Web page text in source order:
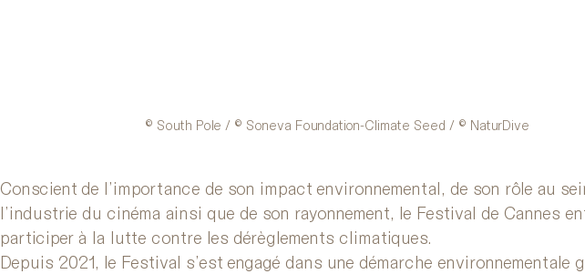
© South Pole / © Soneva Foundation-Climate Seed / © NaturDive
Conscient de l’importance de son impact environnemental, de son rôle au
l’industrie du cinéma ainsi que de son rayonnement, le Festival de Cannes
participer à la lutte contre les dérèglements climatiques.
Depuis 2021, le Festival s’est engagé dans une démarche environnementale